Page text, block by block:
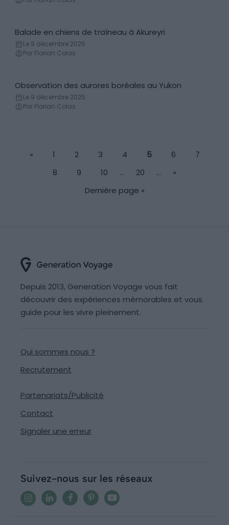
Chiens de traineau
Balade en chiens de traîneau à Akureyri
Le 9 décembre 2025
Par Florian Colas
Aurores boréales
Observation des aurores boréales au Yukon
Le 9 décembre 2025
Par Florian Colas
« 1 2 3 4 5 6
7
8
9 10 … 20 …
»
Dernière page »
Depuis 2013, Generation Voyage vous fait
découvrir des expériences mémorables et vous
guide pour les vivre pleinement.
Qui sommes nous ?
Recrutement
Partenariats/Publicité
Contact
Signaler une erreur
Suivez-nous sur les réseaux